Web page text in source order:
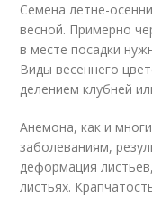
Семена летне-
весной. Примерно
в месте посадки
Виды весеннего
делением клубней
Анемона, как и
заболеваниям,
деформация
листьях.